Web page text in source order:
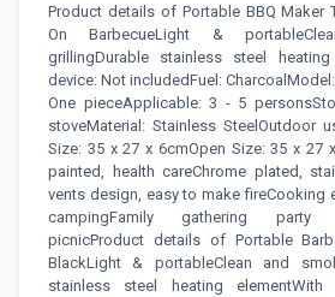
Product details of Portable BBQ Maker
On BarbecueLight &
grillingDurable stainless steel
device: Not includedFuel:
One pieceApplicable: 3 - 5
stoveMaterial: Stainless SteelOutdoor
Size: 35 x 27 x 6cmOpen Size: 35 x 27
painted, health careChrome plated,
vents design, easy to make fireCooking
campingFamily gathering party
picnicProduct details of Portable
BlackLight & portableClean and
stainless steel heating